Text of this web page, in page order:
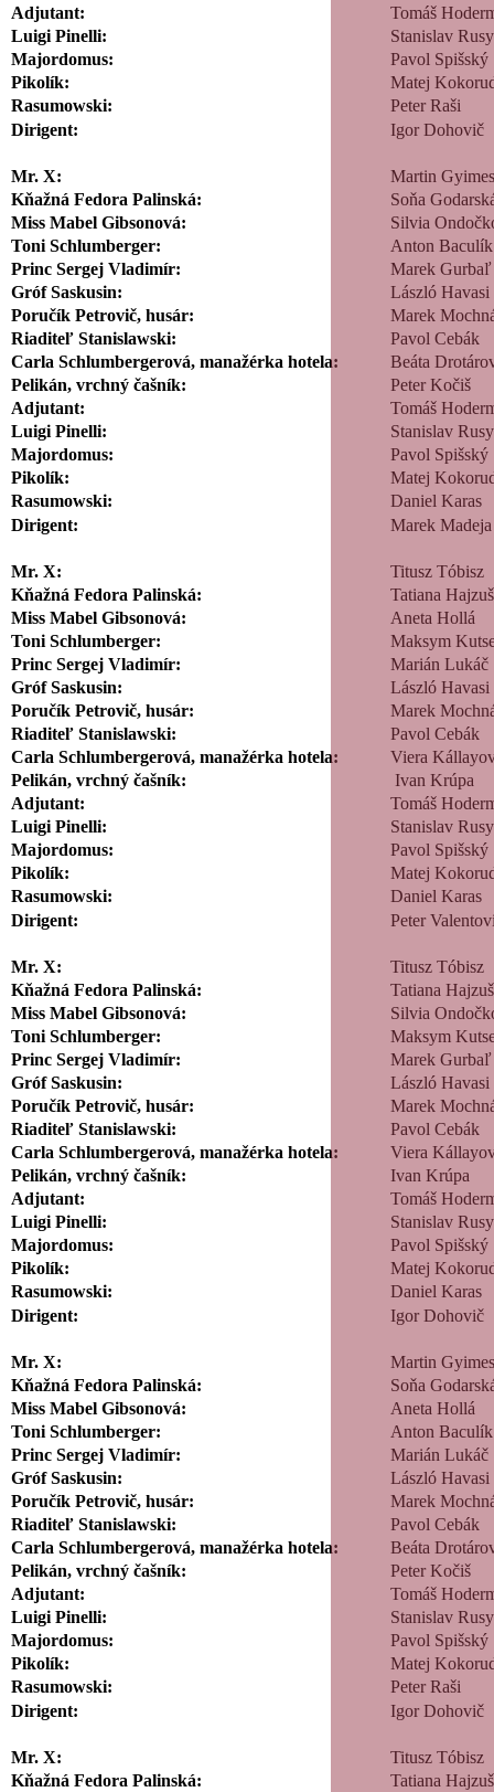
Adjutant:
Tomáš
Luigi Pinelli:
Stanislav
Majordomus:
Pavol Spišský
Pikolík:
Matej
Rasumowski:
Peter Raši
Dirigent:
Igor Dohovič
Mr. X:
Martin
Kňažná Fedora Palinská:
Soňa
Miss Mabel Gibsonová:
Silvia
Toni Schlumberger:
Anton Baculík
Princ Sergej Vladimír:
Marek Gurbaľ
Gróf Saskusin:
László Havasi
Poručík Petrovič, husár:
Marek
Riaditeľ Stanislawski:
Pavol Cebák
Carla Schlumbergerová, manažérka hotela:
Beáta
Pelikán, vrchný čašník:
Peter Kočiš
Adjutant:
Tomáš
Luigi Pinelli:
Stanislav
Majordomus:
Pavol Spišský
Pikolík:
Matej
Rasumowski:
Daniel Karas
Dirigent:
Marek Madeja
Mr. X:
Titusz Tóbisz
Kňažná Fedora Palinská:
Tatiana
Miss Mabel Gibsonová:
Aneta Hollá
Toni Schlumberger:
Maksym
Princ Sergej Vladimír:
Marián Lukáč
Gróf Saskusin:
László Havasi
Poručík Petrovič, husár:
Marek
Riaditeľ Stanislawski:
Pavol Cebák
Carla Schlumbergerová, manažérka hotela:
Viera
Pelikán, vrchný čašník:
Ivan Krúpa
Adjutant:
Tomáš
Luigi Pinelli:
Stanislav
Majordomus:
Pavol Spišský
Pikolík:
Matej
Rasumowski:
Daniel Karas
Dirigent:
Peter
Mr. X:
Titusz Tóbisz
Kňažná Fedora Palinská:
Tatiana
Miss Mabel Gibsonová:
Silvia
Toni Schlumberger:
Maksym
Princ Sergej Vladimír:
Marek Gurbaľ
Gróf Saskusin:
László Havasi
Poručík Petrovič, husár:
Marek
Riaditeľ Stanislawski:
Pavol Cebák
Carla Schlumbergerová, manažérka hotela:
Viera
Pelikán, vrchný čašník:
Ivan Krúpa
Adjutant:
Tomáš
Luigi Pinelli:
Stanislav
Majordomus:
Pavol Spišský
Pikolík:
Matej
Rasumowski:
Daniel Karas
Dirigent:
Igor Dohovič
Mr. X:
Martin
Kňažná Fedora Palinská:
Soňa
Miss Mabel Gibsonová:
Aneta Hollá
Toni Schlumberger:
Anton Baculík
Princ Sergej Vladimír:
Marián Lukáč
Gróf Saskusin:
László Havasi
Poručík Petrovič, husár:
Marek
Riaditeľ Stanislawski:
Pavol Cebák
Carla Schlumbergerová, manažérka hotela:
Beáta
Pelikán, vrchný čašník:
Peter Kočiš
Adjutant:
Tomáš
Luigi Pinelli:
Stanislav
Majordomus:
Pavol Spišský
Pikolík:
Matej
Rasumowski:
Peter Raši
Dirigent:
Igor Dohovič
Mr. X:
Titusz Tóbisz
Kňažná Fedora Palinská:
Tatiana